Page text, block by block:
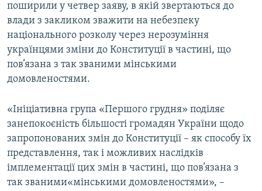
УКР
КТАТ
ДОЛУЧАЙСЯ!
Усі сайти RFE/RL
поширили у четвер заяву, в якій звертаються до
влади з закликом зважити на небезпеку
національного розколу через нерозуміння
українцями зміни до Конституції в частині, що
пов’язана з так званими мінськими
домовленостями.
«Ініціативна група «Першого грудня» поділяє
занепокоєність більшості громадян України щодо
запропонованих змін до Конституції – як способу їх
представлення, так і можливих наслідків
імплементації цих змін в частині, що пов’язана з
так званими«мінськими домовленостями», –